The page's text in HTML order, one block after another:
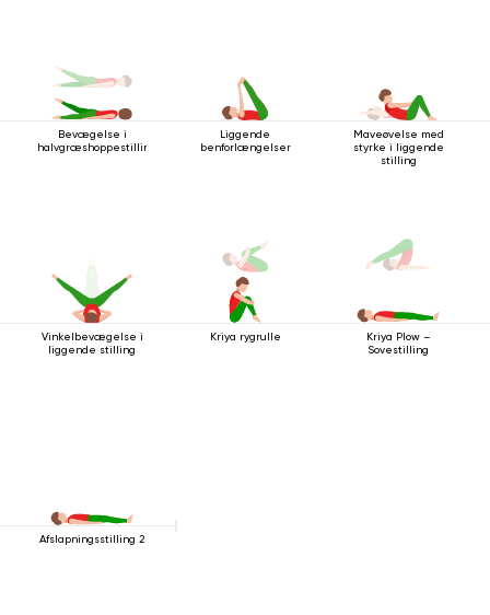
Bevægelse i
halvgræshoppestillingen
Liggende
benforlængelser
Maveøvelse med
styrke i liggende
stilling
Vinkelbevægelse i
liggende stilling
Kriya rygrulle
Kriya Plow –
Sovestilling
Afslapningsstilling 2